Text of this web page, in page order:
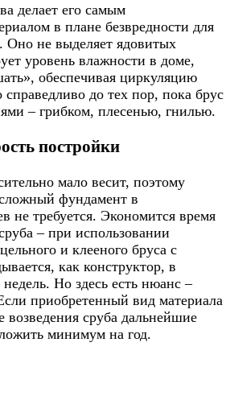
делает его самым
в плане безвредности для
Оно не выделяет ядовитых
уровень влажности в доме,
обеспечивая циркуляцию
справедливо до тех пор, пока брус
– грибком, плесенью, гнилью.
постройки
мало весит, поэтому
фундамент в
не требуется. Экономится время
– при использовании
и клееного бруса с
как конструктор, в
Но здесь есть нюанс –
приобретенный вид материала
возведения сруба дальнейшие
минимум на год.